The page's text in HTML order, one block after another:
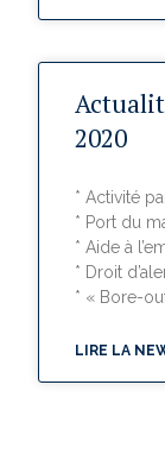
2020
* Activité
* Port du
* Aide à
* Droit
* « Bore-
LIRE LA